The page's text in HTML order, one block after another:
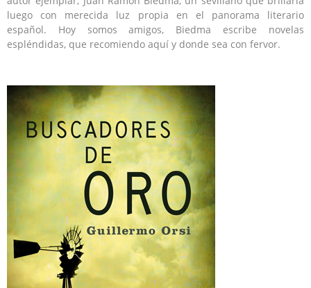
luego con merecida luz propia en el panorama literario
español. Hoy somos amigos, Biedma escribe novelas
espléndidas, que recomiendo aquí y donde sea con fervor.